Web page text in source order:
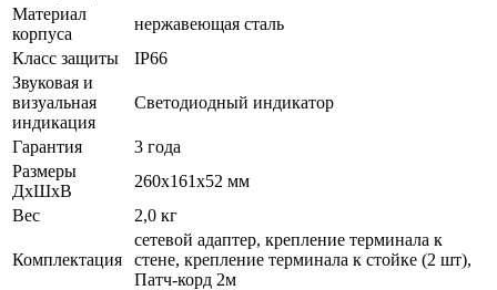
Материал
корпуса
нержавеющая сталь
Класс защиты
IP66
Звуковая и
визуальная
индикация
Светодиодный индикатор
Гарантия
3 года
Размеры
ДхШхВ
260х161х52 мм
Вес
2,0 кг
Комплектация
сетевой адаптер, крепление терминала к
стене, крепление терминала к стойке (2 шт),
Патч-корд 2м